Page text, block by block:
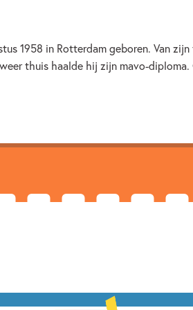
Kenmerken van dit boek
Rindert Kromhout
Silvie
1958 in Rotterdam geboren. Van
thuis haalde hij zijn mavo-